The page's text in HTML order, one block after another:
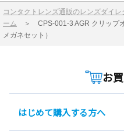
コンタクトレンズ通販のレンズダイレ
ーム
＞ CPS-001-3 AGR クリップ
メガネセット）
お
はじめて購入する方へ